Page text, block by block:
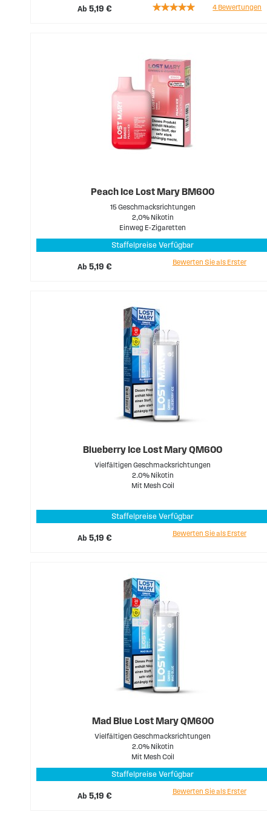
Ab 5,19 €
Rating:
4 Bewertungen
Peach Ice Lost Mary BM600
15 Geschmacksrichtungen
2,0% Nikotin
Einweg E-Zigaretten
Staffelpreise Verfügbar
Ab 5,19 €
Bewerten Sie als Erster
Blueberry Ice Lost Mary QM600
Vielfältigen Geschmacksrichtungen
2.0% Nikotin
Mit Mesh Coil
Staffelpreise Verfügbar
Ab 5,19 €
Bewerten Sie als Erster
Mad Blue Lost Mary QM600
Vielfältigen Geschmacksrichtungen
2.0% Nikotin
Mit Mesh Coil
Staffelpreise Verfügbar
Ab 5,19 €
Bewerten Sie als Erster